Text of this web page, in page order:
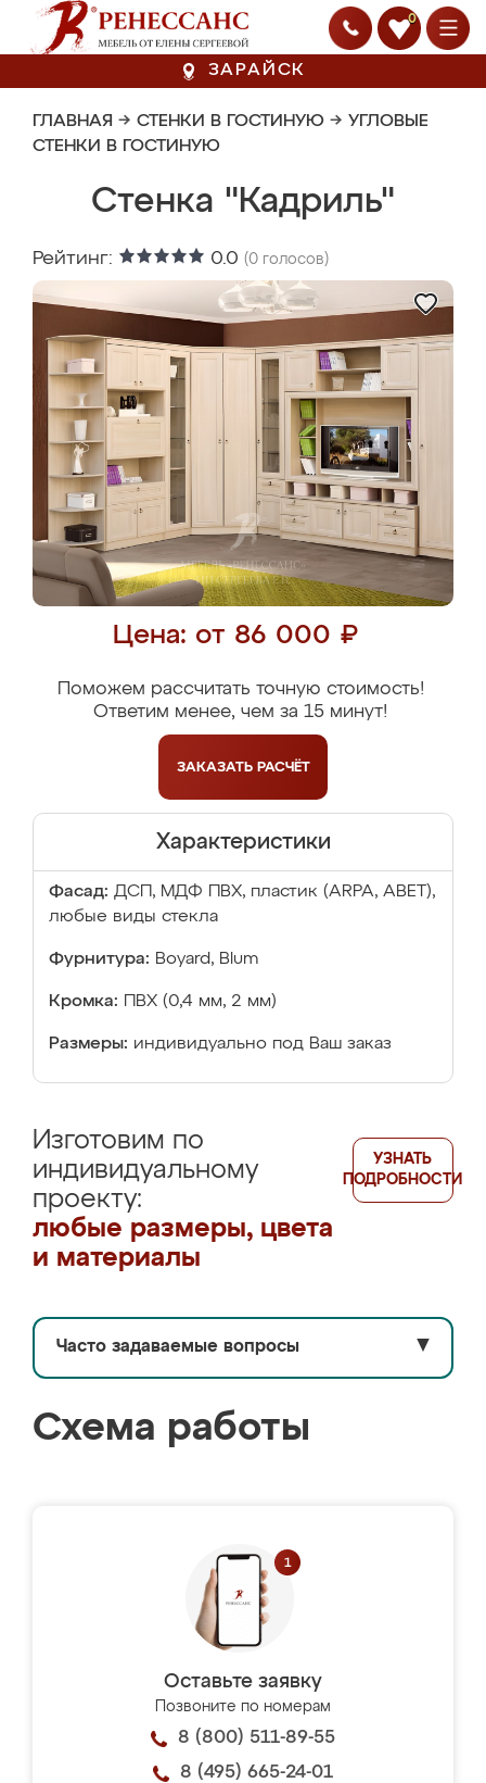
0
ЗАРАЙСК
ГЛАВНАЯ → СТЕНКИ В ГОСТИНУЮ → УГЛОВЫЕ
СТЕНКИ В ГОСТИНУЮ
Стенка "Кадриль"
Рейтинг: 0.0 (0 голосов)
Цена: от 86 000 ₽
Поможем рассчитать точную стоимость!
Ответим менее, чем за 15 минут!
ЗАКАЗАТЬ РАСЧЁТ
Характеристики
Фасад: ДСП, МДФ ПВХ, пластик (ARPA, ABET),
любые виды стекла
Фурнитура: Boyard, Blum
Кромка: ПВХ (0,4 мм, 2 мм)
Размеры: индивидуально под Ваш заказ
Изготовим по
индивидуальному
проекту:
любые размеры, цвета
и материалы
УЗНАТЬ
ПОДРОБНОСТИ
Часто задаваемые вопросы ▼
Схема работы
Оставьте заявку
Позвоните по номерам
8 (800) 511-89-55
8 (495) 665-24-01